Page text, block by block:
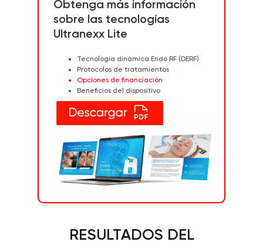
Obtenga más información
sobre las tecnologías
Ultranexx Lite
Tecnología dinámica Endo RF (DERF)
Protocolos de tratamientos
Opciones de financiación
Beneficios del dispositivo
RESULTADOS DEL
TESTIMONIOS